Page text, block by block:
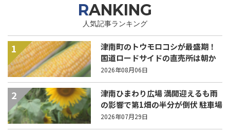
RANKING
人気記事ランキング
1
津南町のトウモロコシが最盛期！
国道ロードサイドの直売所は朝か
ら長い列！
2026年08月06日
2
津南ひまわり広場 満開迎えるも雨
の影響で第1畑の半分が倒伏 駐車場
の無料開放8/10まで延長
2026年07月29日